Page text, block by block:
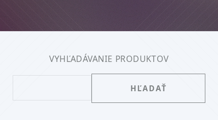
VYHĽADÁVANIE PRODUKTOV